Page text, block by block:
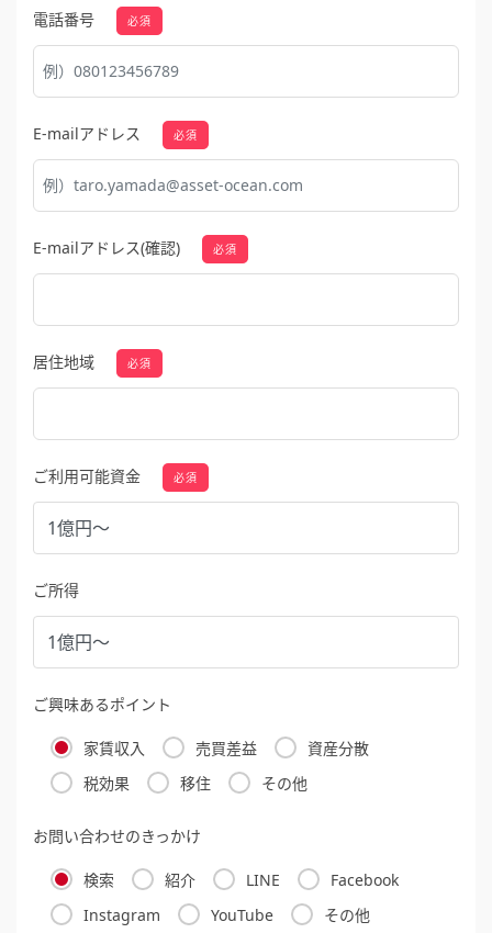
電話番号 必須
E-mailアドレス 必須
E-mailアドレス(確認) 必須
居住地域 必須
ご利用可能資金 必須
ご所得
ご興味あるポイント
家賃収入 売買差益
資産分散
税効果
移住 その他
お問い合わせのきっかけ
検索 紹介 LINE
Facebook
Instagram
YouTube その他